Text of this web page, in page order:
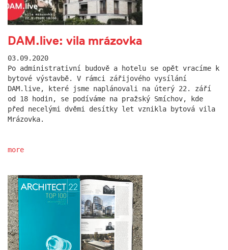
DAM.live: vila mrázovka
03.09.2020
Po administrativní budově a hotelu se opět vracíme k
bytové výstavbě. V rámci zářijového vysílání
DAM.live, které jsme naplánovali na úterý 22. září
od 18 hodin, se podíváme na pražský Smíchov, kde
před necelými dvěmi desítky let vznikla bytová vila
Mrázovka.
more